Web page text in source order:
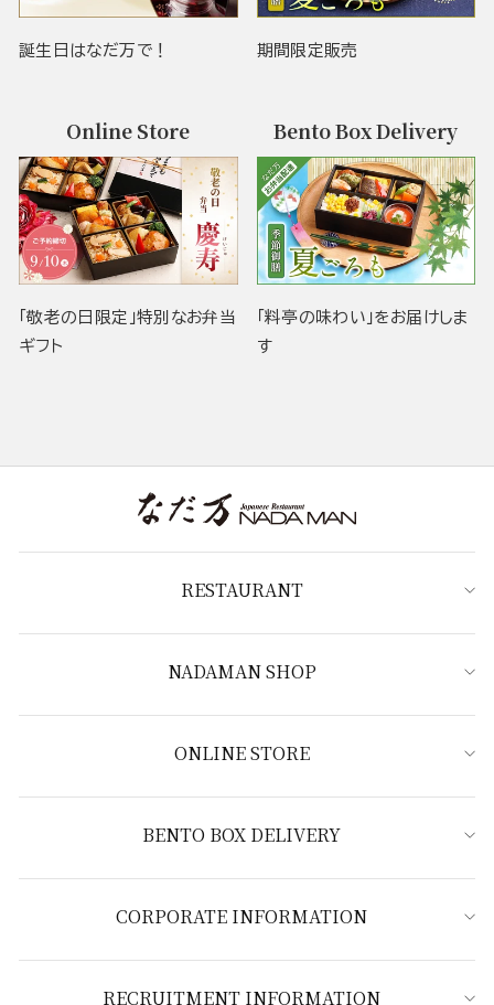
誕生日はなだ万で！ 期間限定販売
Online Store
「敬老の日限定」特別なお弁当
ギフト
Bento Box Delivery
「料亭の味わい」をお届けしま
す
RESTAURANT
NADAMAN SHOP
ONLINE STORE
BENTO BOX DELIVERY
CORPORATE INFORMATION
RECRUITMENT INFORMATION